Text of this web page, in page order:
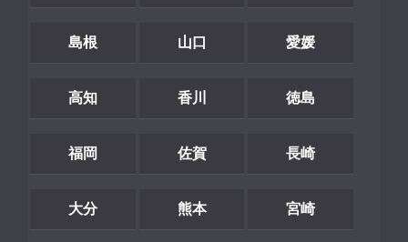
島根 山口 愛媛
高知 香川 徳島
福岡 佐賀 長崎
大分 熊本 宮崎